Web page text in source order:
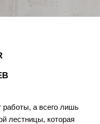
работы, а всего лишь
лестницы, которая